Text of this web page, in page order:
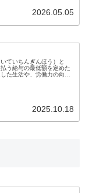
2026.05.05
ていちんぎんほう）と
う給与の最低額を定めた
た生活や、労働力の向上
2025.10.18